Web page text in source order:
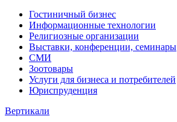
Гостиничный бизнес
Информационные технологии
Религиозные организации
Выставки, конференции, семинары
СМИ
Зоотовары
Услуги для бизнеса и потребителей
Юриспруденция
Вертикали